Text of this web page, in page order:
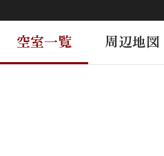
空室一覧 周辺地図